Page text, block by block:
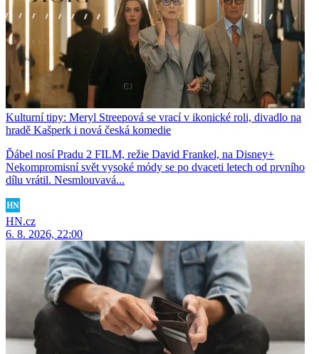
Kulturní tipy: Meryl Streepová se vrací v ikonické roli, divadlo na
hradě Kašperk i nová česká komedie
Ďábel nosí Pradu 2 FILM, režie David Frankel, na Disney+
Nekompromisní svět vysoké módy se po dvaceti letech od prvního
dílu vrátil. Nesmlouvavá...
HN.cz
6. 8. 2026, 22:00